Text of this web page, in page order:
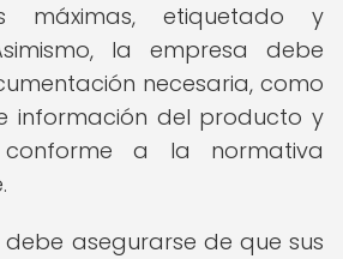
máximas, etiquetado y
la empresa debe
necesaria, como
información del producto y
a la normativa
debe asegurarse de que sus